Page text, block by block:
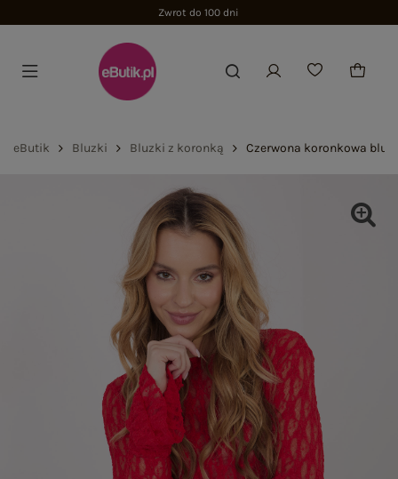
eButik Bluzki Bluzki z koronką Czerwona koronkowa